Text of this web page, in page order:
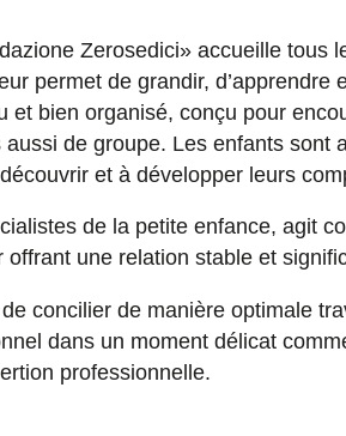
Zerosedici» accueille tous
permet de grandir, d’apprendre
et bien organisé, conçu pour
de groupe. Les enfants sont
et à développer leurs
de la petite enfance, agit
une relation stable et
concilier de manière optimale
dans un moment délicat
professionnelle.